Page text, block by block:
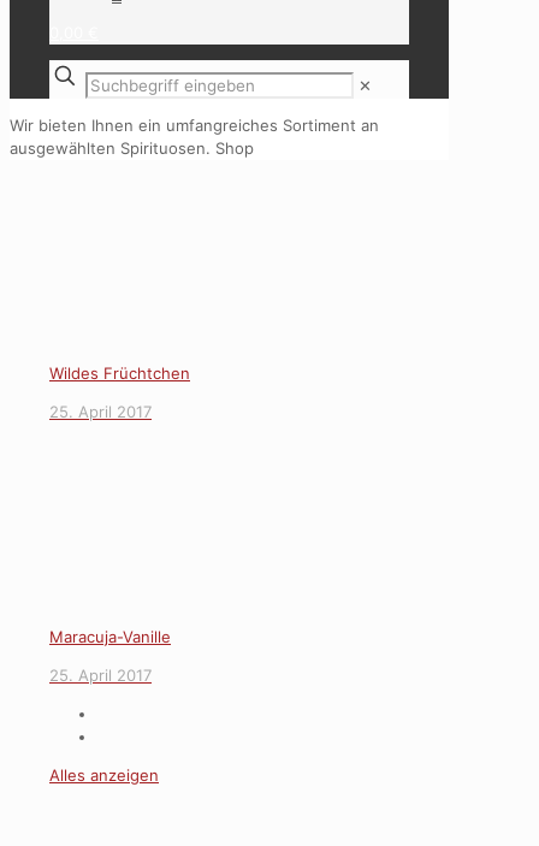
✕
Wir bieten Ihnen ein umfangreiches Sortiment an
ausgewählten Spirituosen. Shop
Wildes Früchtchen
25. April 2017
Maracuja-Vanille
25. April 2017
Alles anzeigen